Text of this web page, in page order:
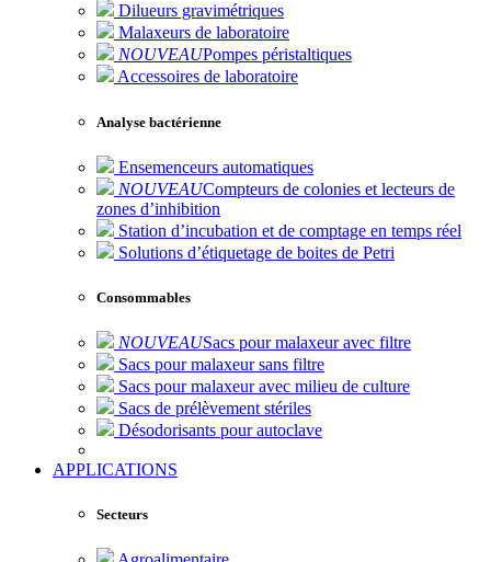
Dilueurs gravimétriques
Malaxeurs de laboratoire
NOUVEAUPompes péristaltiques
Accessoires de laboratoire
Analyse bactérienne
Ensemenceurs automatiques
NOUVEAUCompteurs de colonies et lecteurs de
zones d’inhibition
Station d’incubation et de comptage en temps réel
Solutions d’étiquetage de boites de Petri
Consommables
NOUVEAUSacs pour malaxeur avec filtre
Sacs pour malaxeur sans filtre
Sacs pour malaxeur avec milieu de culture
Sacs de prélèvement stériles
Désodorisants pour autoclave
APPLICATIONS
Secteurs